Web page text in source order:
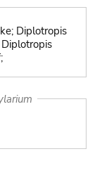
Diplotropis